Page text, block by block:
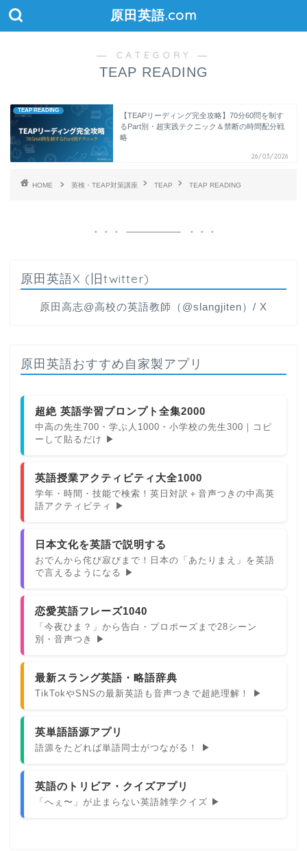
原田英語.com
― CATEGORY ―
TEAP READING
TEAP READING
【TEAPリーディング完全攻略】70分60問を制す
るPart別・超実践テクニック＆禁断の時間配分戦
略
26/03/2026
HOME 英検・TEAP対策講座 TEAP TEAP READING
原田英語X (旧twitter)
原田高志@高校の英語教師（@slangjiten）/ X
原田英語おすすめ自家製アプリ
超絶 英語学習プロンプト全集2000
中高の先生700・学ぶ人1000・小学校の先生300｜コピ
ーして貼るだけ ▶
英語授業アクティビティ大全1000
学年・時間・技能で検索！英日対訳＋音声つきの中高英
語アクティビティ ▶
日本文化を英語で説明する
おでんから侘び寂びまで！日本の「あたりまえ」を英語
で言えるようになる ▶
恋愛英語フレーズ1040
「今夜ひま？」から告白・プロポーズまで28シーン
別・音声つき ▶
最新スラング英語・略語辞典
TikTokやSNSの最新英語も音声つきで超絶理解！ ▶
英単語語源アプリ
語源をたどれば単語同士がつながる！ ▶
英語のトリビア・クイズアプリ
「へぇ〜」が止まらない英語雑学クイズ ▶